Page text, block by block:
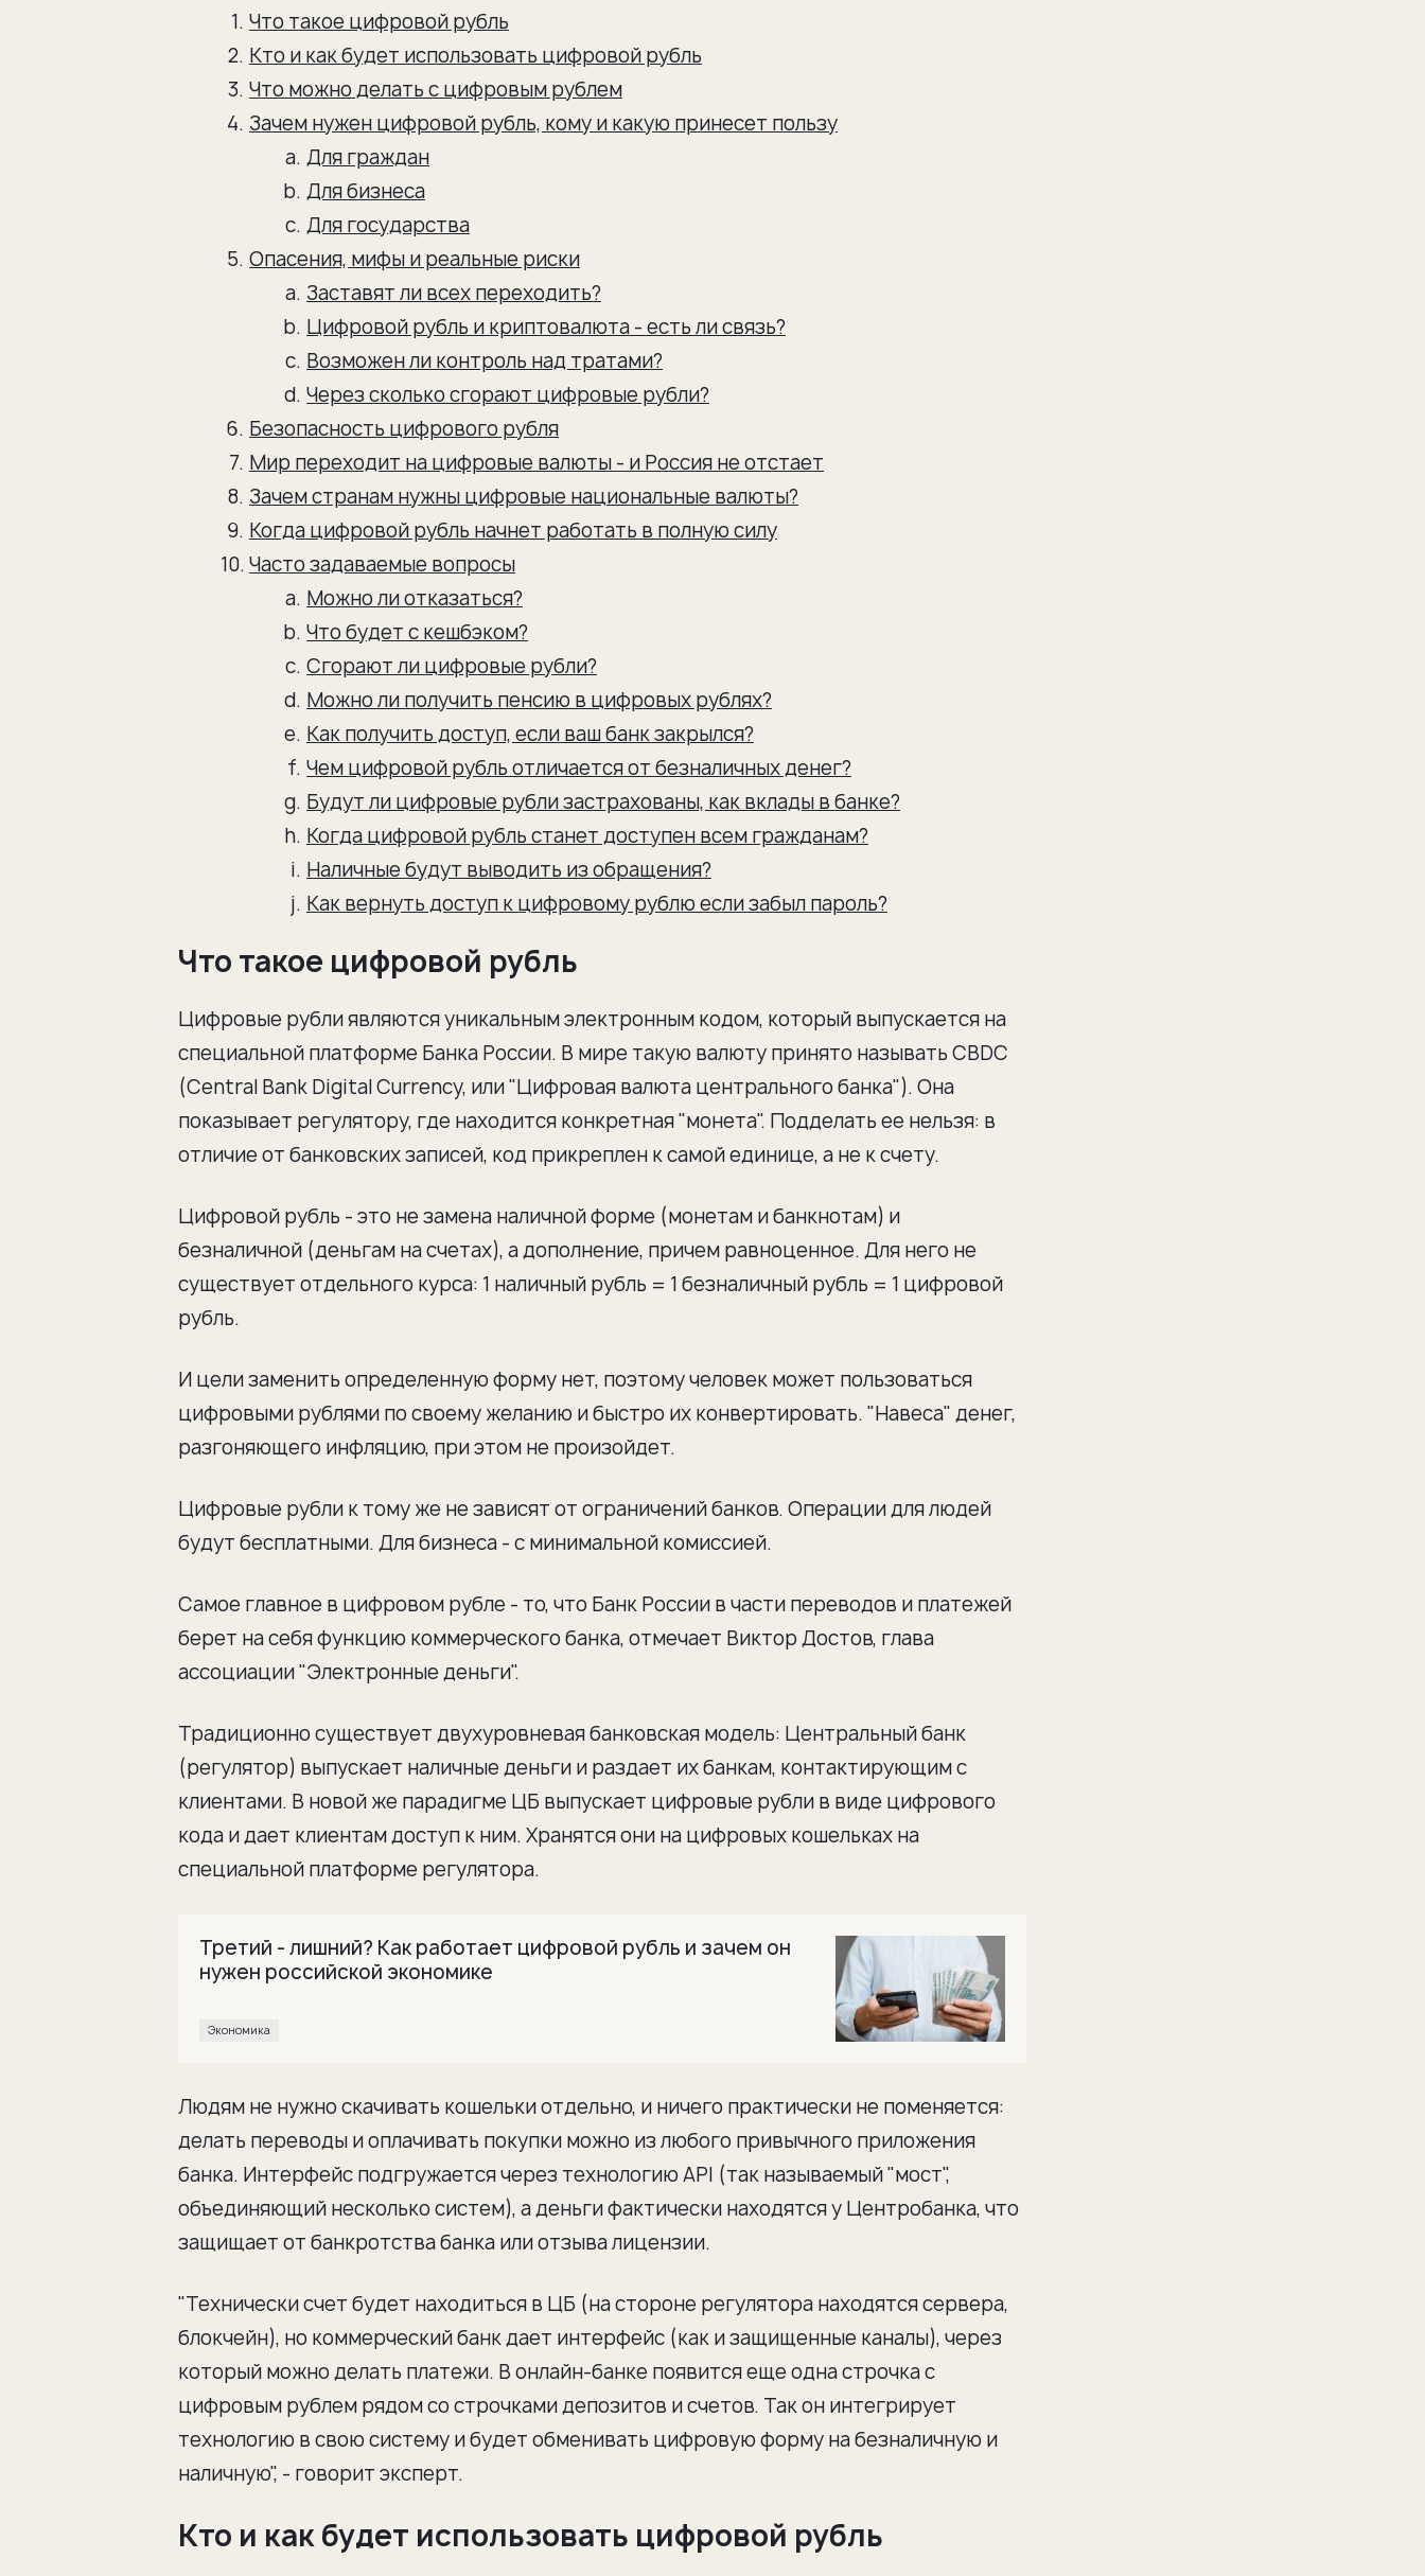
Что такое цифровой рубль
Кто и как будет использовать цифровой рубль
Что можно делать с цифровым рублем
Зачем нужен цифровой рубль, кому и какую принесет пользу
Для граждан
Для бизнеса
Для государства
Опасения, мифы и реальные риски
Заставят ли всех переходить?
Цифровой рубль и криптовалюта - есть ли связь?
Возможен ли контроль над тратами?
Через сколько сгорают цифровые рубли?
Безопасность цифрового рубля
Мир переходит на цифровые валюты - и Россия не отстает
Зачем странам нужны цифровые национальные валюты?
Когда цифровой рубль начнет работать в полную силу
Часто задаваемые вопросы
Можно ли отказаться?
Что будет с кешбэком?
Сгорают ли цифровые рубли?
Можно ли получить пенсию в цифровых рублях?
Как получить доступ, если ваш банк закрылся?
Чем цифровой рубль отличается от безналичных денег?
Будут ли цифровые рубли застрахованы, как вклады в банке?
Когда цифровой рубль станет доступен всем гражданам?
Наличные будут выводить из обращения?
Как вернуть доступ к цифровому рублю если забыл пароль?
Что такое цифровой рубль
Цифровые рубли являются уникальным электронным кодом, который выпускается на
специальной платформе Банка России. В мире такую валюту принято называть CBDC
(Central Bank Digital Currency, или "Цифровая валюта центрального банка"). Она
показывает регулятору, где находится конкретная "монета". Подделать ее нельзя: в
отличие от банковских записей, код прикреплен к самой единице, а не к счету.
Цифровой рубль - это не замена наличной форме (монетам и банкнотам) и
безналичной (деньгам на счетах), а дополнение, причем равноценное. Для него не
существует отдельного курса: 1 наличный рубль = 1 безналичный рубль = 1 цифровой
рубль.
И цели заменить определенную форму нет, поэтому человек может пользоваться
цифровыми рублями по своему желанию и быстро их конвертировать. "Навеса" денег,
разгоняющего инфляцию, при этом не произойдет.
Цифровые рубли к тому же не зависят от ограничений банков. Операции для людей
будут бесплатными. Для бизнеса - с минимальной комиссией.
Самое главное в цифровом рубле - то, что Банк России в части переводов и платежей
берет на себя функцию коммерческого банка, отмечает Виктор Достов, глава
ассоциации "Электронные деньги".
Традиционно существует двухуровневая банковская модель: Центральный банк
(регулятор) выпускает наличные деньги и раздает их банкам, контактирующим с
клиентами. В новой же парадигме ЦБ выпускает цифровые рубли в виде цифрового
кода и дает клиентам доступ к ним. Хранятся они на цифровых кошельках на
специальной платформе регулятора.
Третий - лишний? Как работает цифровой рубль и зачем он
нужен российской экономике
Экономика
Людям не нужно скачивать кошельки отдельно, и ничего практически не поменяется:
делать переводы и оплачивать покупки можно из любого привычного приложения
банка. Интерфейс подгружается через технологию API (так называемый "мост",
объединяющий несколько систем), а деньги фактически находятся у Центробанка, что
защищает от банкротства банка или отзыва лицензии.
"Технически счет будет находиться в ЦБ (на стороне регулятора находятся сервера,
блокчейн), но коммерческий банк дает интерфейс (как и защищенные каналы), через
который можно делать платежи. В онлайн-банке появится еще одна строчка с
цифровым рублем рядом со строчками депозитов и счетов. Так он интегрирует
технологию в свою систему и будет обменивать цифровую форму на безналичную и
наличную", - говорит эксперт.
Кто и как будет использовать цифровой рубль